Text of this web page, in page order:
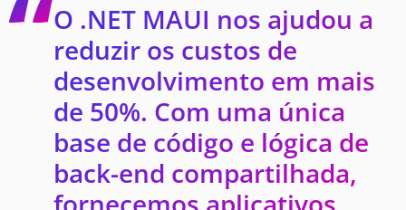
O .NET MAUI nos ajudou a
reduzir os custos de
desenvolvimento em mais
de 50%. Com uma única
base de código e lógica de
back-end compartilhada,